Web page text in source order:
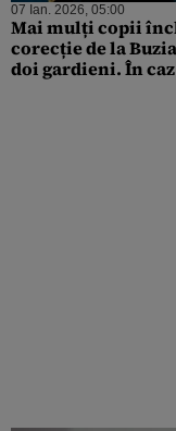
07 Ian. 2026, 05:00
Mai mulți copii
corecție de la
doi gardieni. În